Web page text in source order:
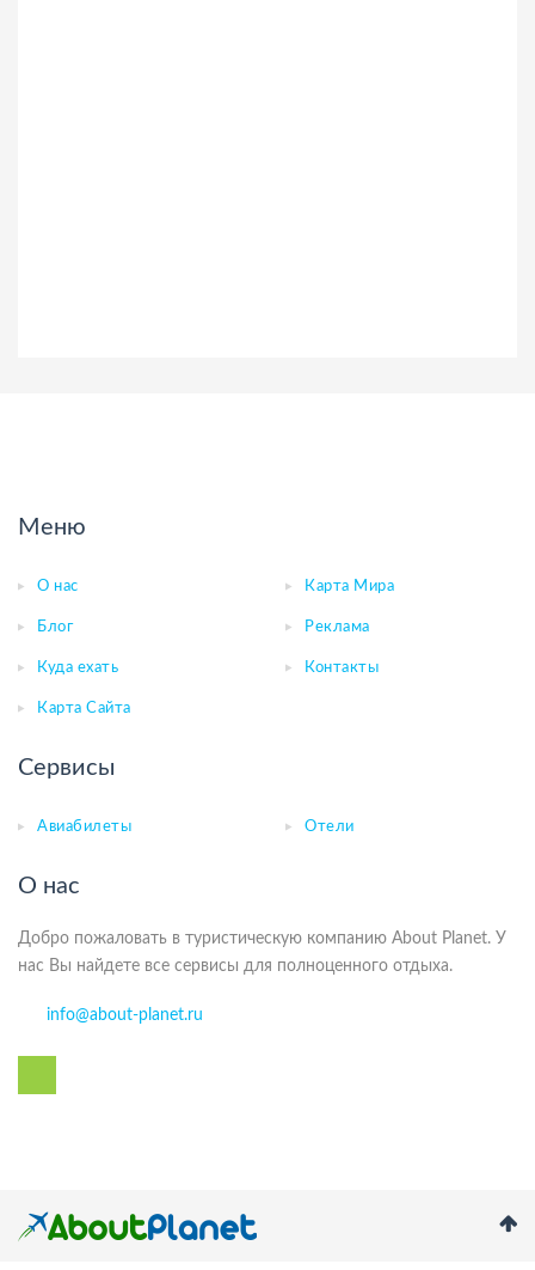
Меню
О нас Карта Мира
Блог Реклама
Куда ехать Контакты
Карта Сайта
Сервисы
Авиабилеты Отели
О нас
Добро пожаловать в туристическую компанию About Planet. У
нас Вы найдете все сервисы для полноценного отдыха.
info@about-planet.ru